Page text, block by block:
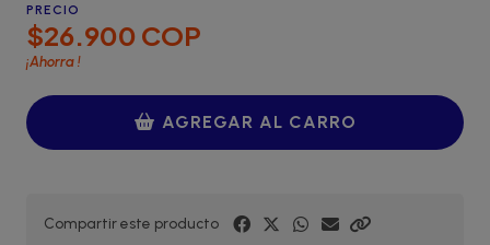
PRECIO
$26.900 COP
¡Ahorra!
AGREGAR AL CARRO
Compartir este producto